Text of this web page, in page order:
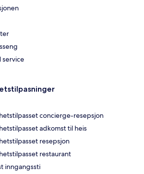
service
concierge-resepsjon
adkomst til heis
resepsjon
restaurant
inngangssti